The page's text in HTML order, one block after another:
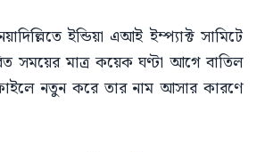
ইন্ডিয়া এআই ইম্প্যাক্ট সামিটে
সময়ের মাত্র কয়েক ঘণ্টা আগে বাতিল
নতুন করে তার নাম আসার কারণে